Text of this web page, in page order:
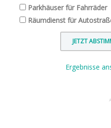
Parkhäuser für Fahrräder
Räumdienst für
Ergebnisse